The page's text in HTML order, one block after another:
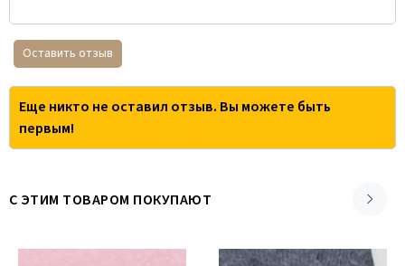
Оставить отзыв
Еще никто не оставил отзыв. Вы можете быть
первым!
С ЭТИМ ТОВАРОМ ПОКУПАЮТ